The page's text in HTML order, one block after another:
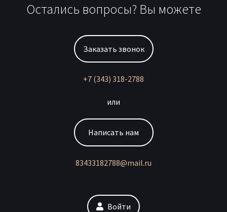
Остались вопросы? Вы можете
Заказать звонок
+7 (343) 318-2788
или
Написать нам
83433182788@mail.ru
Войти